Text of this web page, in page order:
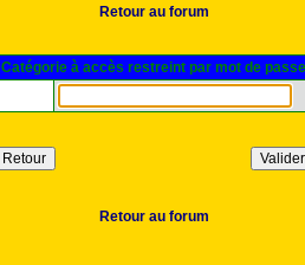
Retour au forum
Catégorie à accès restreint par mot de passe
Retour au forum